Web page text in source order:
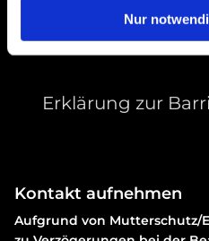
Nur
Erklärung zur
Kontakt aufnehmen
Aufgrund von Mutterschutz/